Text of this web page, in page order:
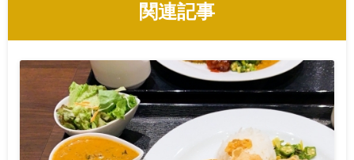
関連記事